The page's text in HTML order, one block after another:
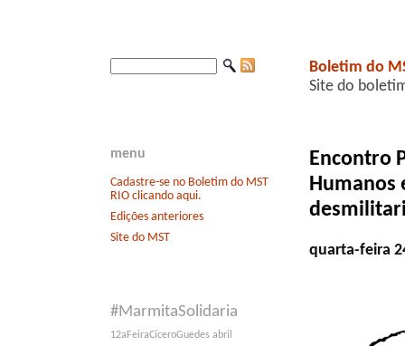
menu
Cadastre-se no Boletim do MST
RIO clicando aqui.
Edições anteriores
Site do MST
#MarmitaSolidaria
12aFeiraCíceroGuedes abril
Boletim do
Site do
Encontro
Humanos
quarta-feira